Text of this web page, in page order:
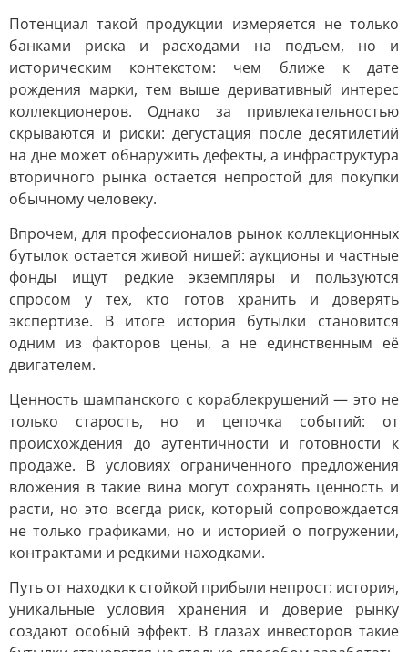
Потенциал такой продукции измеряется не только
банками риска и расходами на подъем, но и
историческим контекстом: чем ближе к дате
рождения марки, тем выше деривативный интерес
коллекционеров. Однако за привлекательностью
скрываются и риски: дегустация после десятилетий
на дне может обнаружить дефекты, а инфраструктура
вторичного рынка остается непростой для покупки
обычному человеку.
Впрочем, для профессионалов рынок коллекционных
бутылок остается живой нишей: аукционы и частные
фонды ищут редкие экземпляры и пользуются
спросом у тех, кто готов хранить и доверять
экспертизе. В итоге история бутылки становится
одним из факторов цены, а не единственным её
двигателем.
Ценность шампанского с кораблекрушений — это не
только старость, но и цепочка событий: от
происхождения до аутентичности и готовности к
продаже. В условиях ограниченного предложения
вложения в такие вина могут сохранять ценность и
расти, но это всегда риск, который сопровождается
не только графиками, но и историей о погружении,
контрактами и редкими находками.
Путь от находки к стойкой прибыли непрост: история,
уникальные условия хранения и доверие рынку
создают особый эффект. В глазах инвесторов такие